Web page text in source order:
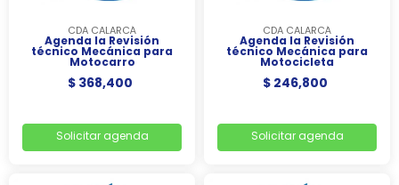
CDA CALARCÁ
Agenda la Revisión
técnico Mecánica para
Motocarro
$ 368,400
Solicitar agenda
CDA CALARCÁ
Agenda la Revisión
técnico Mecánica para
Motocicleta
$ 246,800
Solicitar agenda